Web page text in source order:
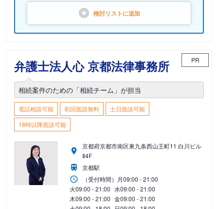
検討リストに追加
弁護士法人心 京都法律事務所 PR
相続案件のための「相続チーム」が担当
電話相談可能 初回面談無料
土日面談可能
18時以降面談可能
京都府京都市南区東九条西山王町11 白川ビル
Ⅱ4F
京都駅
（受付時間） 月09:00 - 21:00
火09:00 - 21:00 水09:00 - 21:00
木09:00 - 21:00 金09:00 - 21:00